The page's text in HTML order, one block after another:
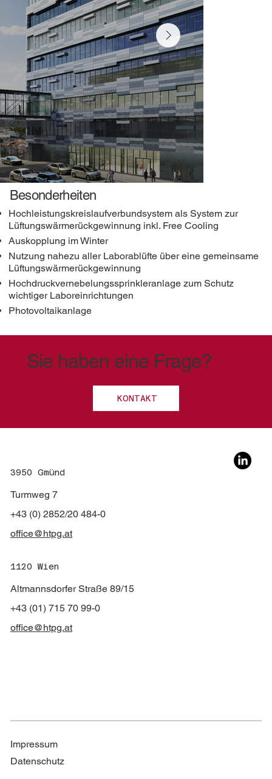
Besonderheiten
Hochleistungskreislaufverbundsystem als System zur
Lüftungswärmerückgewinnung inkl. Free Cooling
Auskopplung im Winter
Nutzung nahezu aller Laborablüfte über eine gemeinsame
Lüftungswärmerückgewinnung
Hochdruckvernebelungssprinkleranlage zum Schutz
wichtiger Laboreinrichtungen
Photovoltaikanlage
Sie haben eine Frage?
KONTAKT
3950 Gmünd
Turmweg 7
+43 (0) 2852/20 484-0
office@htpg.at
1120 Wien
Altmannsdorfer Straße 89/15
+43 (01) 715 70 99-0
office@htpg.at
Impressum
Datenschutz